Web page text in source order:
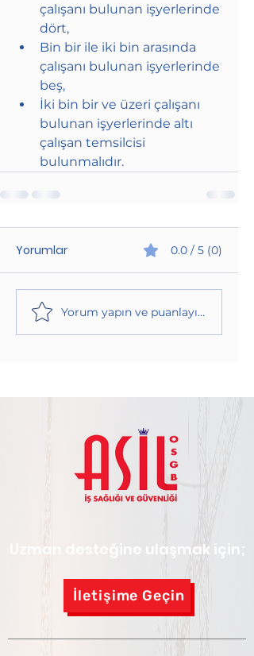
çalışanı bulunan işyerlerinde
dört,
Bin bir ile iki bin arasında
çalışanı bulunan işyerlerinde
beş,
İki bin bir ve üzeri çalışanı
bulunan işyerlerinde altı
çalışan temsilcisi
bulunmalıdır.
Yorumlar 0.0 / 5 (0)
Yorum yapın ve puanlayın...
Uzman desteğine ulaşmak için;
İletişime Geçin